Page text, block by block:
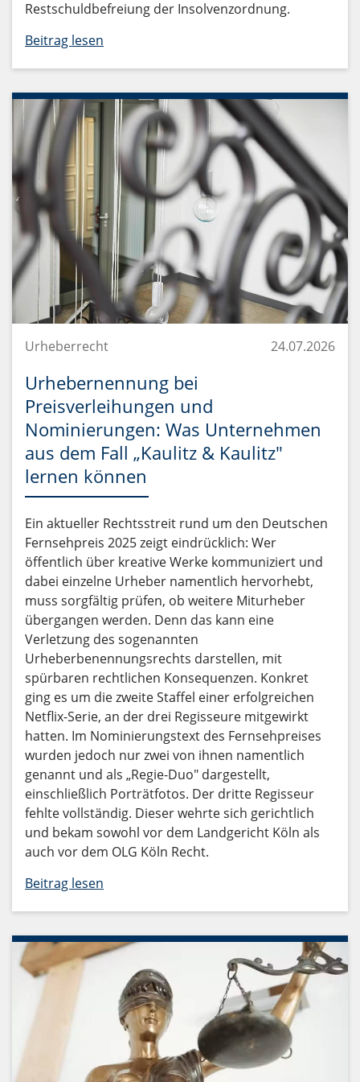
Restschuldbefreiung der Insolvenzordnung.
Beitrag lesen
Urheberrecht 24.07.2026
Urhebernennung bei
Preisverleihungen und
Nominierungen: Was Unternehmen
aus dem Fall „Kaulitz & Kaulitz"
lernen können
Ein aktueller Rechtsstreit rund um den Deutschen
Fernsehpreis 2025 zeigt eindrücklich: Wer
öffentlich über kreative Werke kommuniziert und
dabei einzelne Urheber namentlich hervorhebt,
muss sorgfältig prüfen, ob weitere Miturheber
übergangen werden. Denn das kann eine
Verletzung des sogenannten
Urheberbenennungsrechts darstellen, mit
spürbaren rechtlichen Konsequenzen. Konkret
ging es um die zweite Staffel einer erfolgreichen
Netflix-Serie, an der drei Regisseure mitgewirkt
hatten. Im Nominierungstext des Fernsehpreises
wurden jedoch nur zwei von ihnen namentlich
genannt und als „Regie-Duo" dargestellt,
einschließlich Porträtfotos. Der dritte Regisseur
fehlte vollständig. Dieser wehrte sich gerichtlich
und bekam sowohl vor dem Landgericht Köln als
auch vor dem OLG Köln Recht.
Beitrag lesen